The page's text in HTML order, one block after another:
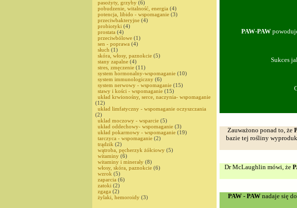
pasożyty, grzyby (6)
pobudzenie, witalność, energia (4)
potencja, libido - wspomaganie (3)
przeciwbakteryjne (4)
probiotyki (4)
prostata (4)
przeciwbólowe (1)
sen - poprawa (4)
słuch (1)
skóra, włosy, paznokcie (5)
stany zapalne (4)
stres, zmęczenie (11)
system hormonalny-wspomaganie (10)
system immunologiczny (6)
system nerwowy - wspomaganie (15)
stawy i kości - wspomaganie (15)
układ krwionośny, serce, naczynia- wspomaganie
(12)
układ limfatyczny - wspomaganie oczyszczania
(2)
uklad moczowy - wsparcie (5)
układ oddechowy- wspomaganie (3)
układ pokarmowy - wspomaganie (19)
tarczyca - wspomaganie (2)
trądzik (2)
wątroba, pęcherzyk żółciowy (5)
witaminy (6)
witaminy i minerały (8)
włosy, skóra, paznokcie (6)
wzrok (5)
zaparcia (6)
zatoki (2)
zgaga (2)
żylaki, hemoroidy (3)
PAW-PAW
Sukces
Zauważono ponad to, że
bazie tej rośliny
Dr McLaughlin mówi, że
PAW - PAWnadaje się